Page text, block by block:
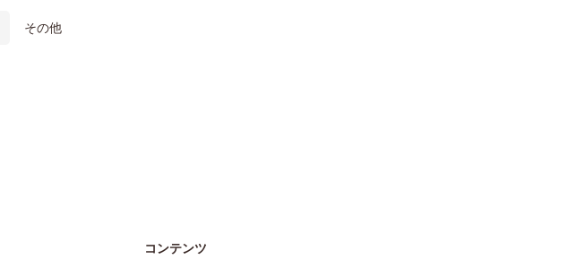
その他
コンテンツ